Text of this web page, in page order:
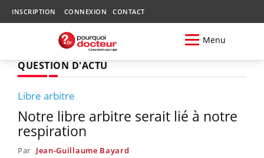
INSCRIPTION CONNEXION CONTACT
Menu
QUESTION D'ACTU
Libre arbitre
Notre libre arbitre serait lié à notre
respiration
Par Jean-Guillaume Bayard